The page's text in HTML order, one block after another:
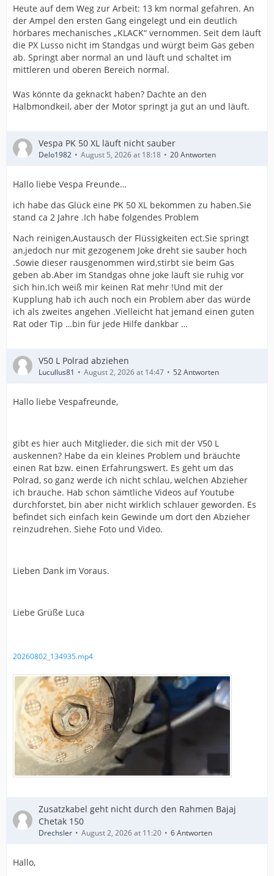
Heute auf dem Weg zur Arbeit: 13 km normal gefahren. An
der Ampel den ersten Gang eingelegt und ein deutlich
hörbares mechanisches „KLACK“ vernommen. Seit dem läuft
die PX Lusso nicht im Standgas und würgt beim Gas geben
ab. Springt aber normal an und läuft und schaltet im
mittleren und oberen Bereich normal.
Was könnte da geknackt haben? Dachte an den
Halbmondkeil, aber der Motor springt ja gut an und läuft.
Vespa PK 50 XL läuft nicht sauber
Delo1982 August 5, 2026 at 18:18 20 Antworten
Hallo liebe Vespa Freunde…
ich habe das Glück eine PK 50 XL bekommen zu haben.Sie
stand ca 2 Jahre .Ich habe folgendes Problem
Nach reinigen,Austausch der Flüssigkeiten ect.Sie springt
an,jedoch nur mit gezogenem Joke dreht sie sauber hoch
.Sowie dieser rausgenommen wird,stirbt sie beim Gas
geben ab.Aber im Standgas ohne joke läuft sie ruhig vor
sich hin.Ich weiß mir keinen Rat mehr !Und mit der
Kupplung hab ich auch noch ein Problem aber das würde
ich als zweites angehen .Vielleicht hat jemand einen guten
Rat oder Tip …bin für jede Hilfe dankbar …
V50 L Polrad abziehen
Lucullus81 August 2, 2026 at 14:47 52 Antworten
Hallo liebe Vespafreunde,
gibt es hier auch Mitglieder, die sich mit der V50 L
auskennen? Habe da ein kleines Problem und bräuchte
einen Rat bzw. einen Erfahrungswert. Es geht um das
Polrad, so ganz werde ich nicht schlau, welchen Abzieher
ich brauche. Hab schon sämtliche Videos auf Youtube
durchforstet, bin aber nicht wirklich schlauer geworden. Es
befindet sich einfach kein Gewinde um dort den Abzieher
reinzudrehen. Siehe Foto und Video.
Lieben Dank im Voraus.
Liebe Grüße Luca
20260802_134935.mp4
Zusatzkabel geht nicht durch den Rahmen Bajaj
Chetak 150
Drechsler August 2, 2026 at 11:20 6 Antworten
Hallo,